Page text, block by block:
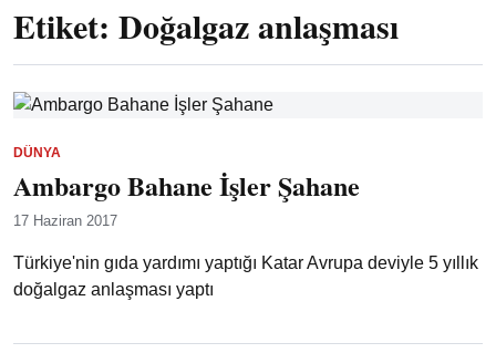
Etiket: Doğalgaz anlaşması
DÜNYA
Ambargo Bahane İşler Şahane
17 Haziran 2017
Türkiye'nin gıda yardımı yaptığı Katar Avrupa deviyle 5 yıllık
doğalgaz anlaşması yaptı